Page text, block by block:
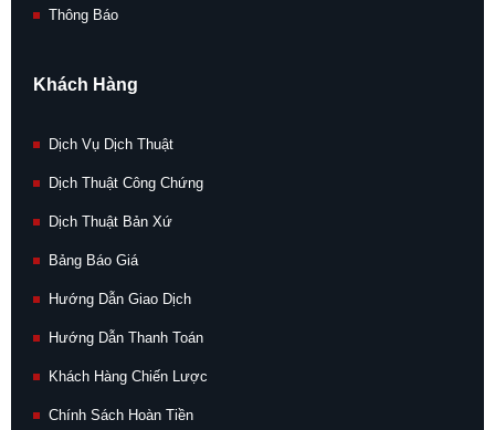
Thông Báo
Khách Hàng
Dịch Vụ Dịch Thuật
Dịch Thuật Công Chứng
Dịch Thuật Bản Xứ
Bảng Báo Giá
Hướng Dẫn Giao Dịch
Hướng Dẫn Thanh Toán
Khách Hàng Chiến Lược
Chính Sách Hoàn Tiền